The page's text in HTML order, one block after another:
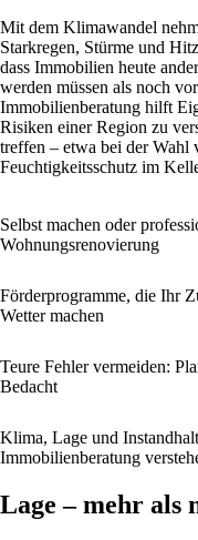
Mit dem Klimawandel
Starkregen, Stürme und
dass Immobilien heute
werden müssen als noch
Immobilienberatung hilft
Risiken einer Region zu
treffen – etwa bei der Wahl
Feuchtigkeitsschutz im
Selbst machen oder
Wohnungsrenovierung
Förderprogramme, die Ihr
Wetter machen
Teure Fehler vermeiden:
Bedacht
Klima, Lage und
Immobilienberatung
Lage – mehr als